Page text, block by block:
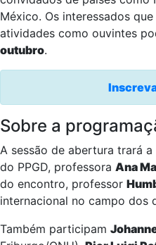
México. Os interessados
atividades como ouvintes
outubro.
Sobre a
A sessão de abertura trará
do PPGD, professora Ana
do encontro, professor
internacional no campo dos
Também participam